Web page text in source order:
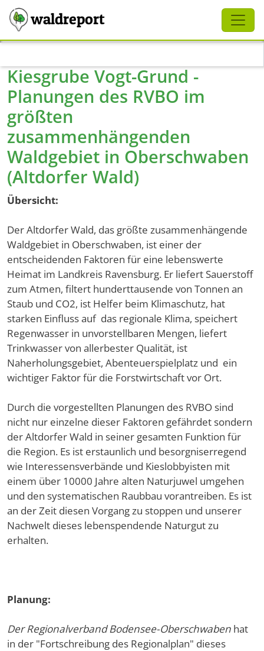
waldreport
Kiesgrube Vogt-Grund -
Planungen des RVBO im
größten
zusammenhängenden
Waldgebiet in Oberschwaben
(Altdorfer Wald)
Übersicht:
Der Altdorfer Wald, das größte zusammenhängende
Waldgebiet in Oberschwaben, ist einer der
entscheidenden Faktoren für eine lebenswerte
Heimat im Landkreis Ravensburg. Er liefert Sauerstoff
zum Atmen, filtert hunderttausende von Tonnen an
Staub und CO2, ist Helfer beim Klimaschutz, hat
starken Einfluss auf das regionale Klima, speichert
Regenwasser in unvorstellbaren Mengen, liefert
Trinkwasser von allerbester Qualität, ist
Naherholungsgebiet, Abenteuerspielplatz und ein
wichtiger Faktor für die Forstwirtschaft vor Ort.
Durch die vorgestellten Planungen des RVBO sind
nicht nur einzelne dieser Faktoren gefährdet sondern
der Altdorfer Wald in seiner gesamten Funktion für
die Region. Es ist erstaunlich und besorgniserregend
wie Interessensverbände und Kieslobbyisten mit
einem über 10000 Jahre alten Naturjuwel umgehen
und den systematischen Raubbau vorantreiben. Es ist
an der Zeit diesen Vorgang zu stoppen und unserer
Nachwelt dieses lebenspendende Naturgut zu
erhalten.
Planung:
Der Regionalverband Bodensee-Oberschwaben hat
in der "Fortschreibung des Regionalplan" dieses
Schliessen